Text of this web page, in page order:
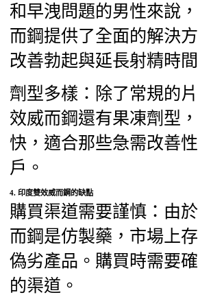
和早洩問題的男性來說
而鋼提供了全面的解決
改善勃起與延長射精時間
劑型多樣：除了常規的
效威而鋼還有果凍劑型
快，適合那些急需改善
戶。
4.印度雙效威而鋼的缺點
購買渠道需要謹慎：由
而鋼是仿製藥，市場上
偽劣產品。購買時需要
的渠道。